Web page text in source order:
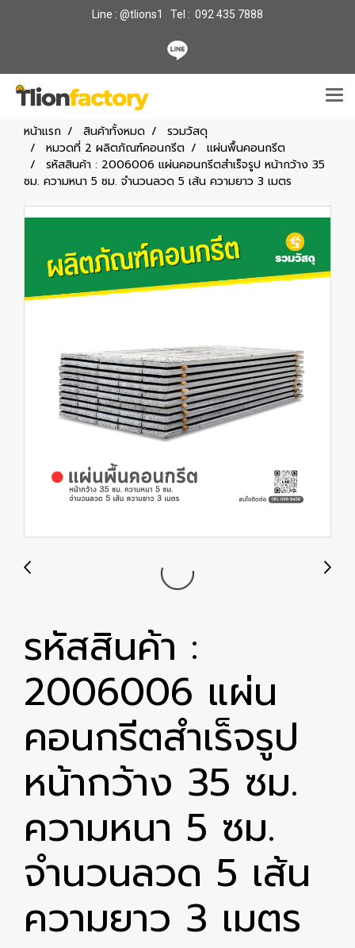
Line : @tlions1 Tel : 092 435 7888
หน้าแรก สินค้าทั้งหมด
รวมวัสดุ
หมวดที่ 2 ผลิตภัณฑ์คอนกรีต
แผ่นพื้นคอนกรีต
รหัสสินค้า : 2006006 แผ่นคอนกรีตสำเร็จรูป หน้ากว้าง 35
ซม. ความหนา 5 ซม. จำนวนลวด 5 เส้น ความยาว 3 เมตร
รหัสสินค้า :
2006006 แผ่น
คอนกรีตสำเร็จรูป
หน้ากว้าง 35 ซม.
ความหนา 5 ซม.
จำนวนลวด 5 เส้น
ความยาว 3 เมตร